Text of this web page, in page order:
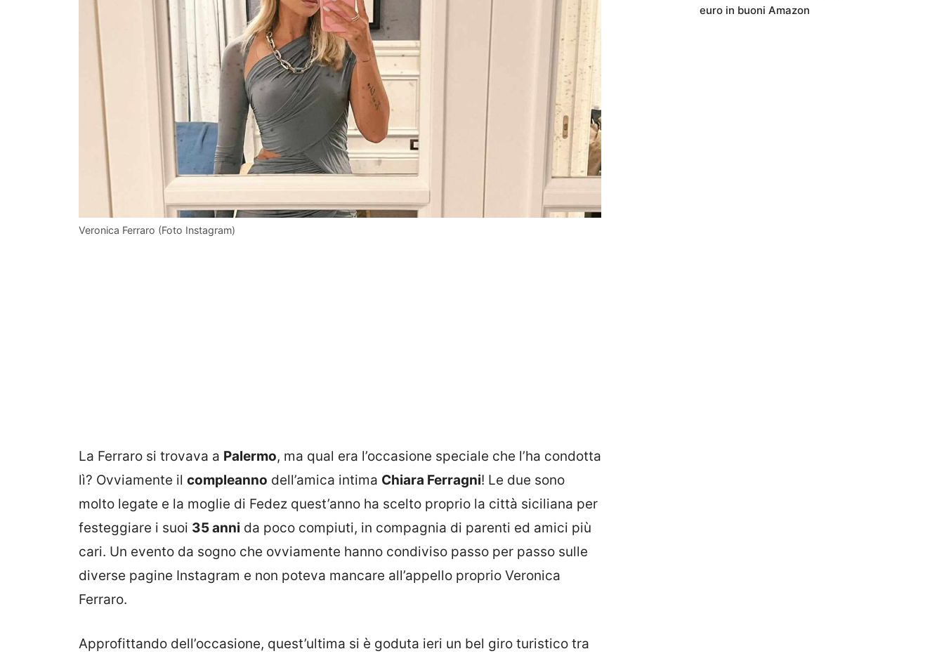
Veronica Ferraro (Foto Instagram)
La Ferraro si trovava a Palermo, ma qual era l’occasione speciale che l’ha condotta
lì? Ovviamente il compleanno dell’amica intima Chiara Ferragni! Le due sono
molto legate e la moglie di Fedez quest’anno ha scelto proprio la città siciliana per
festeggiare i suoi 35 anni da poco compiuti, in compagnia di parenti ed amici più
cari. Un evento da sogno che ovviamente hanno condiviso passo per passo sulle
diverse pagine Instagram e non poteva mancare all’appello proprio Veronica
Ferraro.
Approfittando dell’occasione, quest’ultima si è goduta ieri un bel giro turistico tra
euro in buoni Amazon